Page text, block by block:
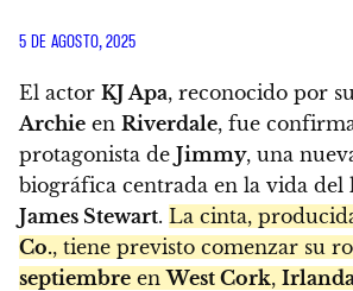
5 DE AGOSTO, 2025
El actor KJ Apa, reconocido por
Archie en Riverdale, fue
protagonista de Jimmy, una
biográfica centrada en la vida del
James Stewart. La cinta,
Co., tiene previsto comenzar su
septiembre enWest Cork, Irlanda